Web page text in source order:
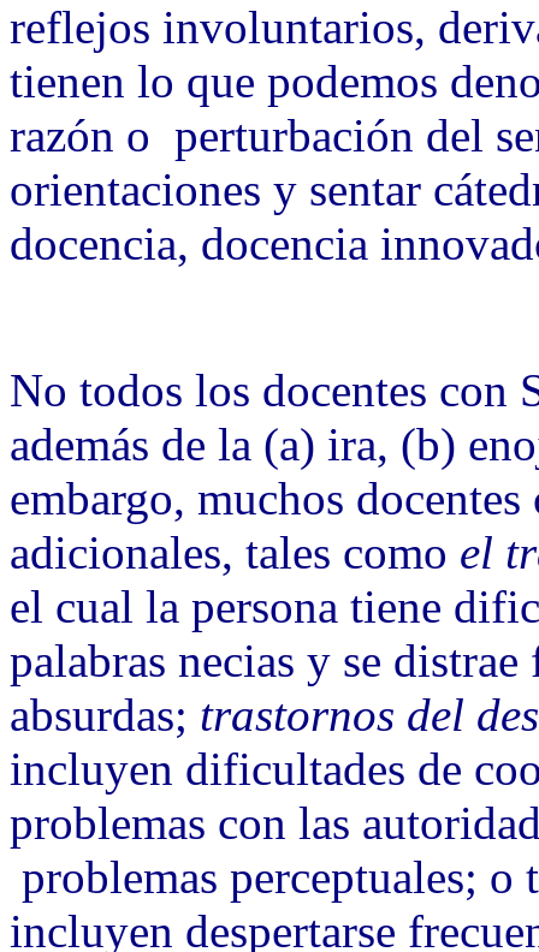
reflejos involuntarios,
tienen lo que podemos
razón o perturbación del
orientaciones y sentar
docencia, docencia
No todos los docentes con
además de la (a) ira, (b)
embargo, muchos
adicionales, tales como el
el cual la persona tiene
palabras necias y se
absurdas; trastornos del
incluyen dificultades de
problemas con las
problemas perceptuales; o
incluyen despertarse